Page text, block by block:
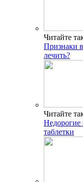
Читайте
Признаки
лечить?
Читайте
таблетки